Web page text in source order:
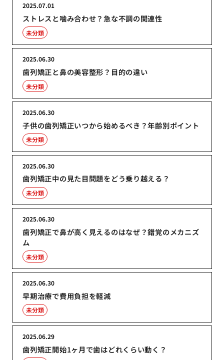
ストレスと噛み合わせ？急な不調の関連性
2025.07.01
未分類
歯列矯正と鼻の美容整形？目的の違い
2025.06.30
未分類
子供の歯列矯正いつから始めるべき？年齢別ポイント
2025.06.30
未分類
歯列矯正中の見た目問題をどう乗り越える？
2025.06.30
未分類
歯列矯正で鼻が高く見えるのはなぜ？錯覚のメカニズ
ム
2025.06.30
未分類
早期治療で費用負担を軽減
2025.06.30
未分類
歯列矯正開始1ヶ月で歯はどれくらい動く？
2025.06.29